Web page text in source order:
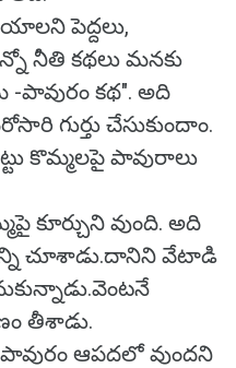
పెద్దలు,
నీతి కథలు మనకు
పావురం కథ". అది
గుర్తు చేసుకుందాం.
కొమ్మలపై పావురాలు
కూర్చుని వుంది. అది
చూశాడు.దానిని వేటాడి
తీశాడు.
ఆపదలో వుందని